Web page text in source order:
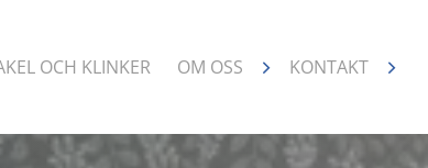
OCH KLINKER OM OSS KONTAKT